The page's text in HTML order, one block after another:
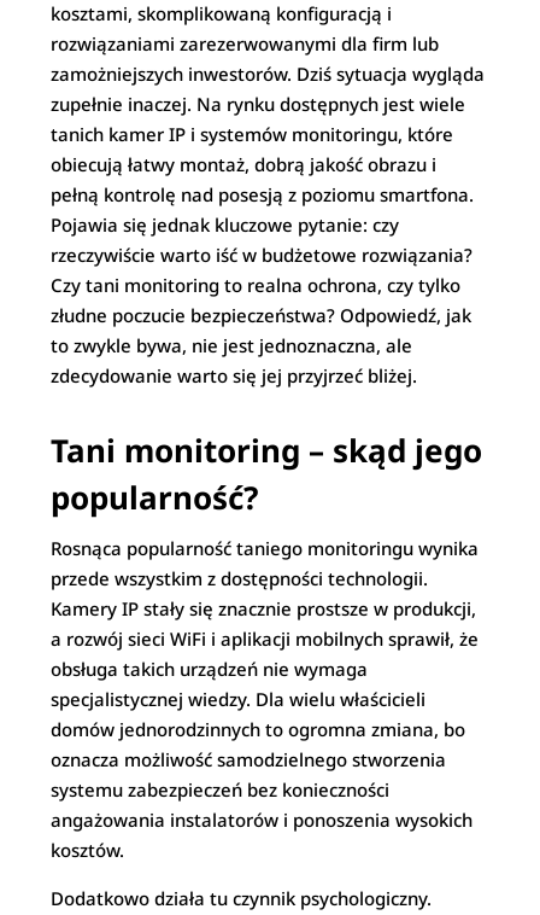
kosztami, skomplikowaną konfiguracją i
rozwiązaniami zarezerwowanymi dla firm lub
zamożniejszych inwestorów. Dziś sytuacja wygląda
zupełnie inaczej. Na rynku dostępnych jest wiele
tanich kamer IP i systemów monitoringu, które
obiecują łatwy montaż, dobrą jakość obrazu i
pełną kontrolę nad posesją z poziomu smartfona.
Pojawia się jednak kluczowe pytanie: czy
rzeczywiście warto iść w budżetowe rozwiązania?
Czy tani monitoring to realna ochrona, czy tylko
złudne poczucie bezpieczeństwa? Odpowiedź, jak
to zwykle bywa, nie jest jednoznaczna, ale
zdecydowanie warto się jej przyjrzeć bliżej.
Tani monitoring – skąd jego
popularność?
Rosnąca popularność taniego monitoringu wynika
przede wszystkim z dostępności technologii.
Kamery IP stały się znacznie prostsze w produkcji,
a rozwój sieci WiFi i aplikacji mobilnych sprawił, że
obsługa takich urządzeń nie wymaga
specjalistycznej wiedzy. Dla wielu właścicieli
domów jednorodzinnych to ogromna zmiana, bo
oznacza możliwość samodzielnego stworzenia
systemu zabezpieczeń bez konieczności
angażowania instalatorów i ponoszenia wysokich
kosztów.
Dodatkowo działa tu czynnik psychologiczny.